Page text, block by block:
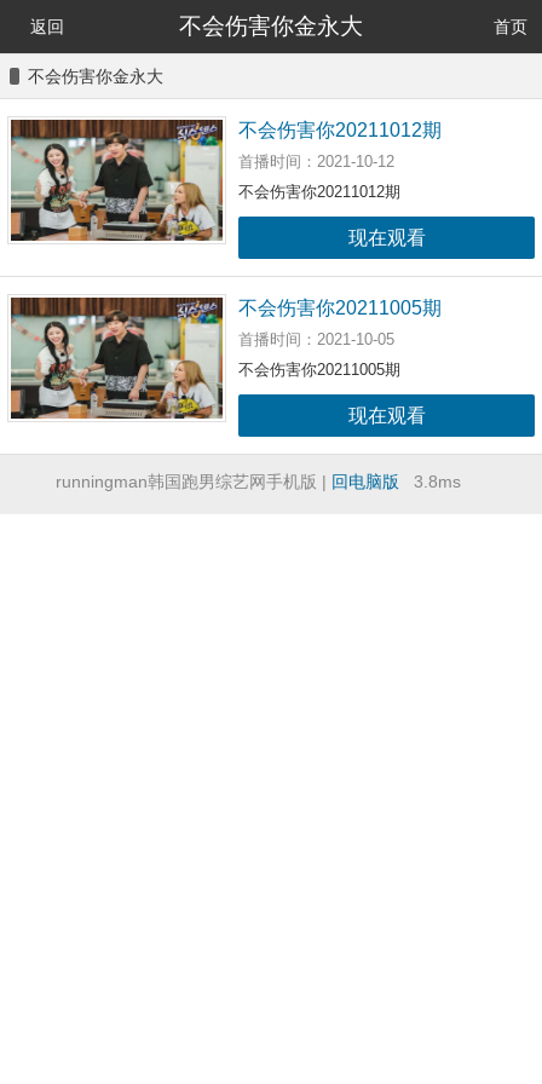
返回 不会伤害你金永大 首页
不会伤害你金永大
不会伤害你20211012期
首播时间：2021-10-12
不会伤害你20211012期
现在观看
不会伤害你20211005期
首播时间：2021-10-05
不会伤害你20211005期
现在观看
runningman韩国跑男综艺网手机版 | 回电脑版 3.8ms